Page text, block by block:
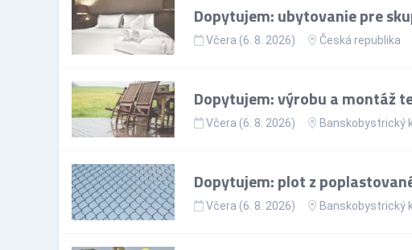
Dopytujem: ubytovanie pre
Včera (6. 8. 2026) Česká republika
Dopytujem: výrobu a montáž
Včera (6. 8. 2026) Banskobystrický
Dopytujem: plot z
Včera (6. 8. 2026) Banskobystrický